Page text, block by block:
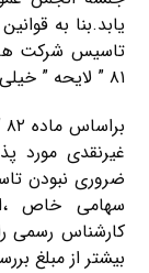
یابد.بنا به
تاسیس شرکت
۸۱ ” لایحه ” خیلی کمترشده ولی کاملا نفی‌شده هم نمی باشد.
غیرنقدی مورد
ضروری نبودن
سهامی خاص
کارشناس رسمی
بیشتر از مبلغ